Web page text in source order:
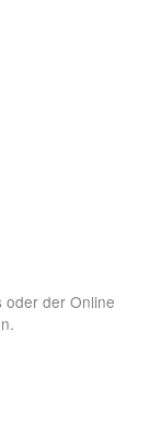
oder der Online